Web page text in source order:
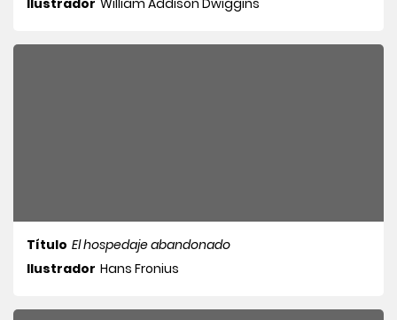
Ilustrador William Addison Dwiggins
Título El hospedaje abandonado
Ilustrador Hans Fronius